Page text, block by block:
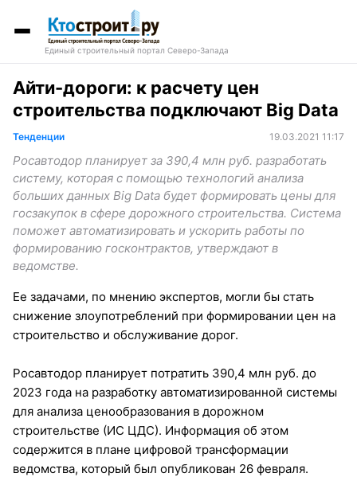
Единый строительный портал Северо-Запада
Айти-дороги: к расчету цен
строительства подключают Big Data
Тенденции 19.03.2021 11:17
Росавтодор планирует за 390,4 млн руб. разработать
систему, которая c помощью технологий анализа
больших данных Big Data будет формировать цены для
госзакупок в сфере дорожного строительства. Система
поможет автоматизировать и ускорить работы по
формированию госконтрактов, утверждают в
ведомстве.
Ее задачами, по мнению экспертов, могли бы стать
снижение злоупотреблений при формировании цен на
строительство и обслуживание дорог.
Росавтодор планирует потратить 390,4 млн руб. до
2023 года на разработку автоматизированной системы
для анализа ценообразования в дорожном
строительстве (ИС ЦДС). Информация об этом
содержится в плане цифровой трансформации
ведомства, который был опубликован 26 февраля.